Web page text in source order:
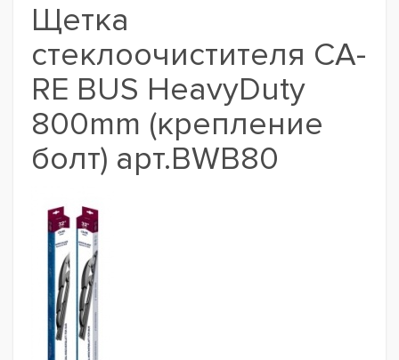
Щетка
стеклоочистителя CA-
RE BUS HeavyDuty
800mm (крепление
болт) арт.BWB80